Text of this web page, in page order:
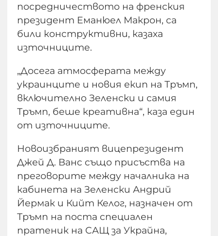
посредничеството на френския
президент Еманюел Макрон, са
били конструктивни, казаха
източниците.
„Досега атмосферата между
украинците и новия екип на Тръмп,
включително Зеленски и самия
Тръмп, беше креативна“, каза един
от източниците.
Новоизбраният вицепрезидент
Джей Д. Ванс също присъства на
преговорите между началника на
кабинета на Зеленски Андрий
Йермак и Кийт Келог, назначен от
Тръмп на поста специален
пратеник на САЩ за Украйна,